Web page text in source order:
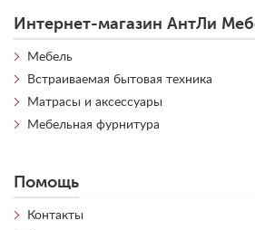
Интернет-магазин АнтЛи
Мебель
Встраиваемая бытовая техника
Матрасы и аксессуары
Мебельная фурнитура
Помощь
Контакты